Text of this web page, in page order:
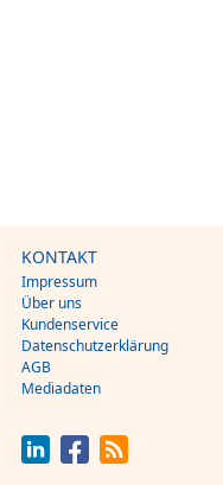
KONTAKT
Impressum
Über uns
Kundenservice
Datenschutzerklärung
AGB
Mediadaten